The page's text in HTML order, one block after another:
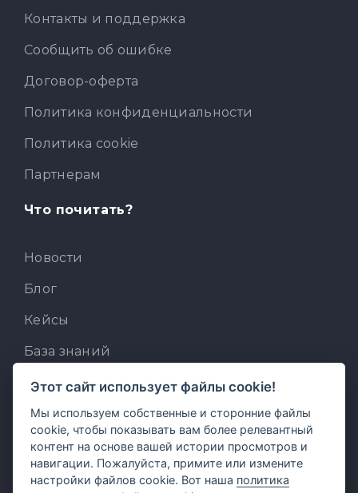
Контакты и поддержка
Сообщить об ошибке
Договор-оферта
Политика конфиденциальности
Политика cookie
Партнерам
Что почитать?
Новости
Блог
Кейсы
База знаний
Для разработчиков
Встроенный AI-ассистент
MCP для AI-клиентов
Отзывы и предложения
Этот сайт использует файлы cookie!
Мы используем собственные и сторонние файлы
cookie, чтобы показывать вам более релевантный
контент на основе вашей истории просмотров и
навигации. Пожалуйста, примите или измените
настройки файлов cookie. Вот наша политика